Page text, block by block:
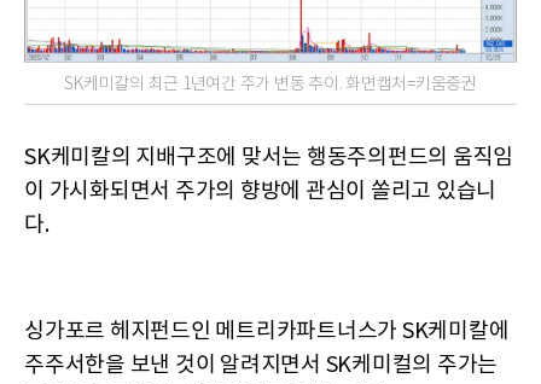
SK케미칼의 최근 1년여간 주가 변동 추이. 화면캡처=키움증권
SK케미칼의 지배구조에 맞서는 행동주의펀드의 움직임
이 가시화되면서 주가의 향방에 관심이 쏠리고 있습니
다.
싱가포르 헤지펀드인 메트리카파트너스가 SK케미칼에
주주서한을 보낸 것이 알려지면서 SK케미컬의 주가는